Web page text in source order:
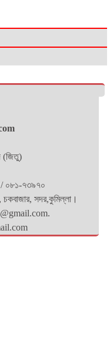
(জিতু)
০৮১-৭৩৯৭০
চকবাজার, সদর,কুমিল্লা।